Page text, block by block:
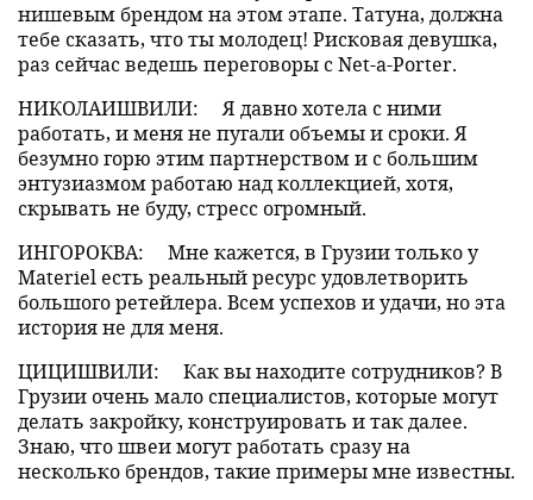
нишевым брендом на этом этапе. Татуна, должна
тебе сказать, что ты молодец! Рисковая девушка,
раз сейчас ведешь переговоры с Net-a-Porter.
НИКОЛАИШВИЛИ:
Я давно хотела с ними
работать, и меня не пугали объемы и сроки. Я
безумно горю этим партнерством и с большим
энтузиазмом работаю над коллекцией, хотя,
скрывать не буду, стресс огромный.
ИНГОРОКВА:
Мне кажется, в Грузии только у
Materiel есть реальный ресурс удовлетворить
большого ретейлера. Всем успехов и удачи, но эта
история не для меня.
ЦИЦИШВИЛИ:
Как вы находите сотрудников? В
Грузии очень мало специалистов, которые могут
делать закройку, конструировать и так далее.
Знаю, что швеи могут работать сразу на
несколько брендов, такие примеры мне известны.